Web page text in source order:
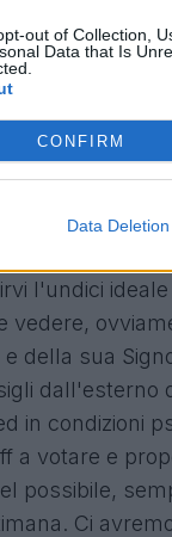
out of Collection,
Data that Is
CONFIRM
Data Deletion
gli 11 leoni
i nostri
di
l'undici
vedere,
della sua
dall'esterno
in condizioni
a votare e
possibile,
Ci